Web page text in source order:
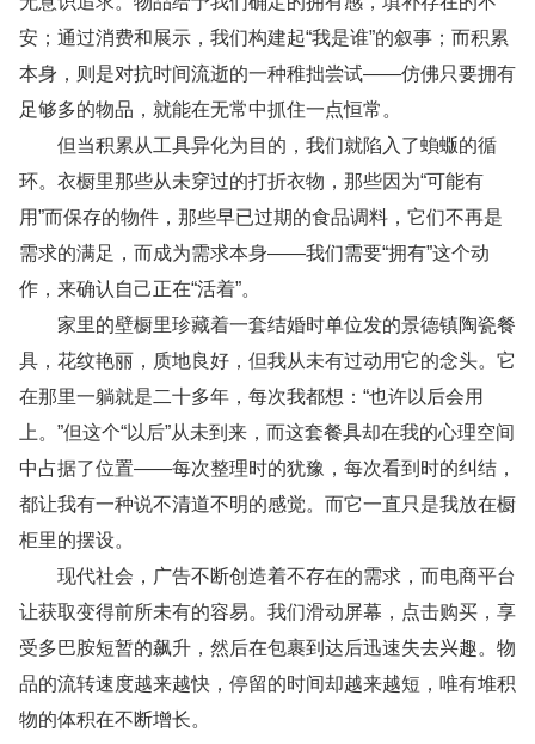
安；通过消费和展示，我们构建起“我是谁”的叙事；而积累
本身，则是对抗时间流逝的一种稚拙尝试——仿佛只要拥有
足够多的物品，就能在无常中抓住一点恒常。
但当积累从工具异化为目的，我们就陷入了蝜蝂的循
环。衣橱里那些从未穿过的打折衣物，那些因为“可能有
用”而保存的物件，那些早已过期的食品调料，它们不再是
需求的满足，而成为需求本身——我们需要“拥有”这个动
作，来确认自己正在“活着”。
家里的壁橱里珍藏着一套结婚时单位发的景德镇陶瓷餐
具，花纹艳丽，质地良好，但我从未有过动用它的念头。它
在那里一躺就是二十多年，每次我都想：“也许以后会用
上。”但这个“以后”从未到来，而这套餐具却在我的心理空间
中占据了位置——每次整理时的犹豫，每次看到时的纠结，
都让我有一种说不清道不明的感觉。而它一直只是我放在橱
柜里的摆设。
现代社会，广告不断创造着不存在的需求，而电商平台
让获取变得前所未有的容易。我们滑动屏幕，点击购买，享
受多巴胺短暂的飙升，然后在包裹到达后迅速失去兴趣。物
品的流转速度越来越快，停留的时间却越来越短，唯有堆积
物的体积在不断增长。